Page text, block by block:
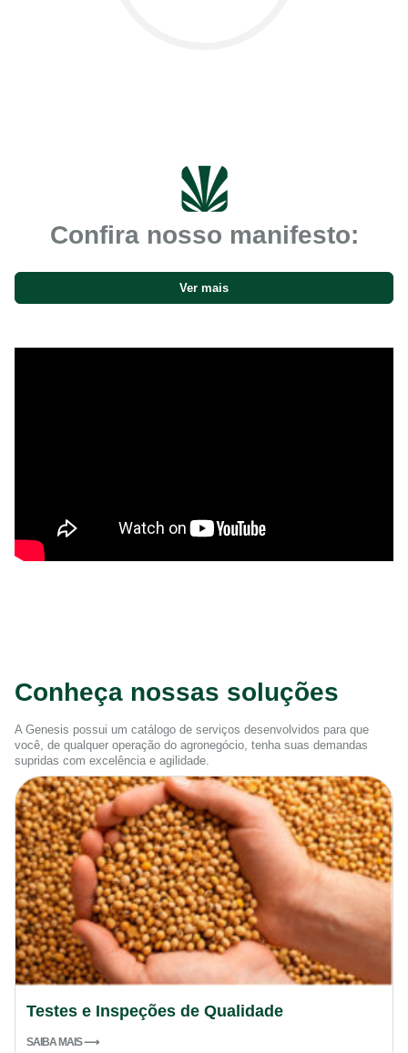
Confira nosso manifesto:
Ver mais
Conheça nossas soluções
A Genesis possui um catálogo de serviços desenvolvidos para que
você, de qualquer operação do agronegócio, tenha suas demandas
supridas com excelência e agilidade.
Testes e Inspeções de Qualidade
SAIBA MAIS ⟶